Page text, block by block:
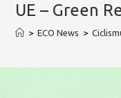
UE – Green
> ECO News >